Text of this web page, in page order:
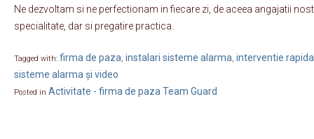
Ne dezvoltam si ne perfectionam in fiecare zi, de aceea angajatii
specialitate, dar si pregatire practica.
Tagged with: firma de paza, instalari sisteme alarma, interventie rapida
sisteme alarma și video
Posted in Activitate - firma de paza Team Guard